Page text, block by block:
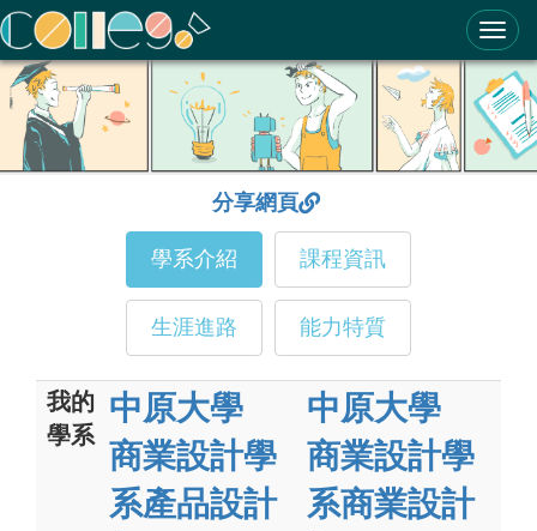
ColleGo! 大學選才與高中育才輔助系統
分享網頁
學系介紹 課程資訊
生涯進路 能力特質
我的
學系
中原大學
商業設計學
系產品設計
中原大學
商業設計學
系商業設計